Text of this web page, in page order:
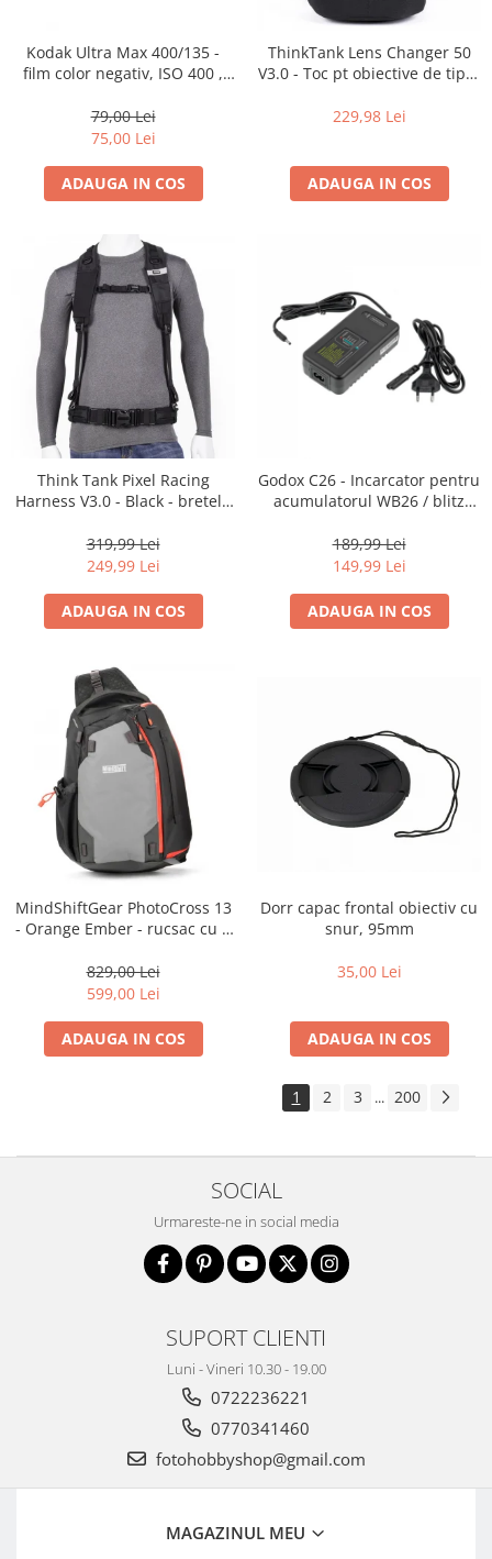
Huse si genti pentru studio
Suruburi si piulite, adaptoare de
Calibrare expunere
Cartuse si cerneluri
Imprimante
Scannere Documente
Hartie foto
Filme foto si scanere film
Materiale foto alb-negru
Aparate foto unica folosinta
Filme instant FUJI INSTAX
diapozitive 35mm color
diapozitive late 120mm color
negative 35mm color
negative late 120mm alb-negru
negative late 120mm color
Scanere Film
Binocluri, Lupe si Telescoape
Binocluri
Accesorii pentru Lunete si
Telescoape
Aparate de colectie
Aparate foto de colectie reflex,
format 24x36mm
Aparate foto de colectie, cu burduf
Biobiective
Aparate foto de colectie , Stereo
Aparate foto de colectie -
Accesorii pt. aparate foto de
Aparate de colectie de tip Box-
Reviste, carti si software
Aparate foto SECOND HAND
Aparate foto Mirrorless (SH)
Kodak Ultra Max 400/135 -
film color negativ, ISO 400 ,
79,00 Lei
75,00 Lei
ADAUGA IN COS
ThinkTank Lens Changer 50
V3.0 - Toc pt obiective de tipul
229,98 Lei
ADAUGA IN COS
Think Tank Pixel Racing
Harness V3.0 - Black - bretele
319,99 Lei
249,99 Lei
ADAUGA IN COS
Godox C26 - Incarcator pentru
acumulatorul WB26 / blitz
189,99 Lei
149,99 Lei
ADAUGA IN COS
MindShiftGear PhotoCross 13
- Orange Ember - rucsac cu o
829,00 Lei
599,00 Lei
ADAUGA IN COS
Dorr capac frontal obiectiv cu
snur, 95mm
35,00 Lei
ADAUGA IN COS
1 2 3 ... 200
SOCIAL
Urmareste-ne in social media
SUPORT CLIENTI
Luni - Vineri 10.30 - 19.00
0722236221
0770341460
fotohobbyshop@gmail.com
MAGAZINUL MEU